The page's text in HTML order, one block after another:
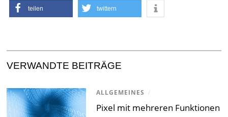
teilen twittern
VERWANDTE BEITRÄGE
ALLGEMEINES /
Pixel mit mehreren Funktionen